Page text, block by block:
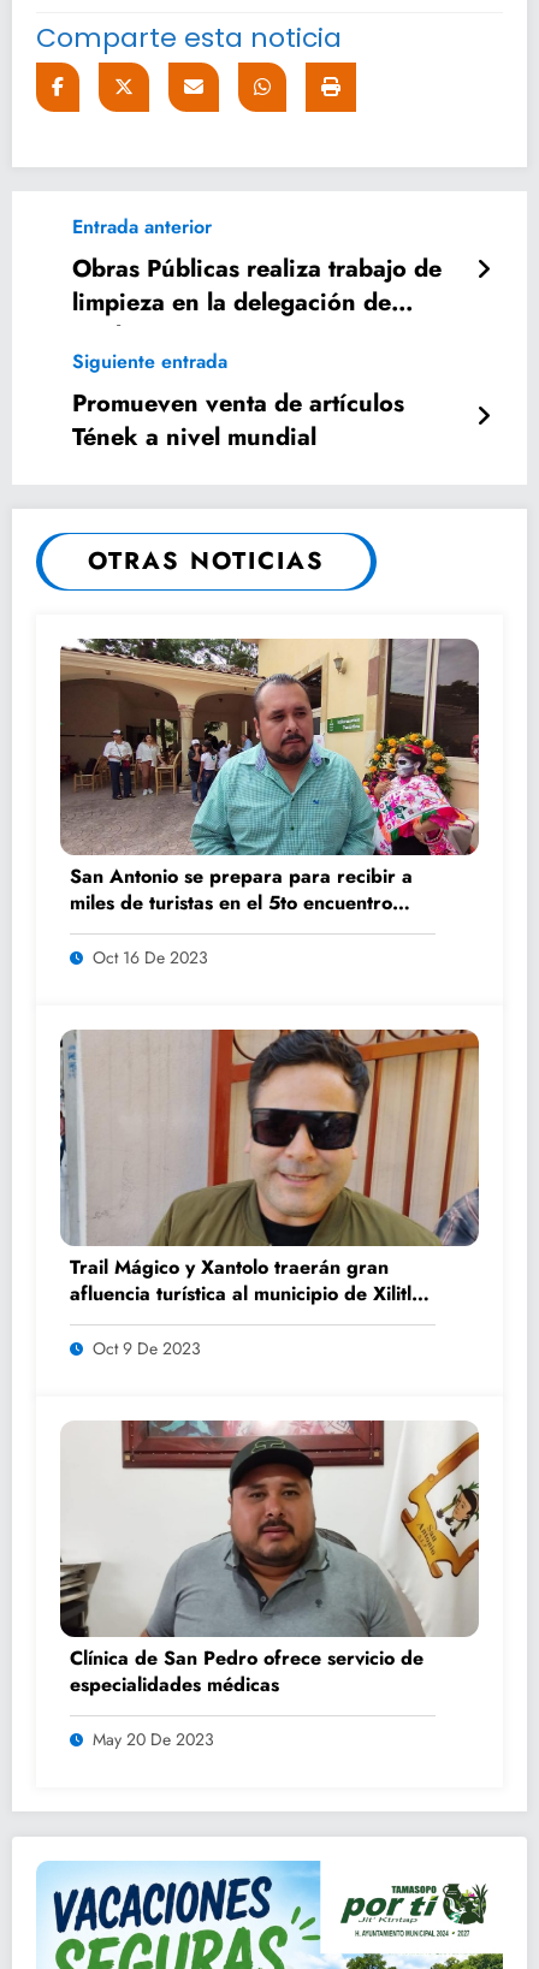
Comparte esta noticia
Entrada anterior
Obras Públicas realiza trabajo de
limpieza en la delegación de
Tambaca.
Siguiente entrada
Promueven venta de artículos
Tének a nivel mundial
OTRAS NOTICIAS
San Antonio se prepara para recibir a
miles de turistas en el 5to encuentro
K’AILEM
Oct 16 De 2023
Trail Mágico y Xantolo traerán gran
afluencia turística al municipio de Xilitla:
Benjamín Luna
Oct 9 De 2023
Clínica de San Pedro ofrece servicio de
especialidades médicas
May 20 De 2023